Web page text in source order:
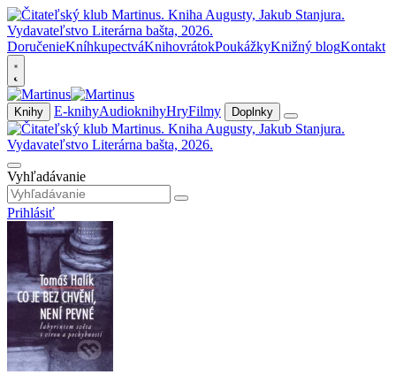
DoručenieKníhkupectváKnihovrátokPoukážkyKnižný blogKontakt
Knihy E-knihyAudioknihyHryFilmy Doplnky
Vyhľadávanie
Prihlásiť